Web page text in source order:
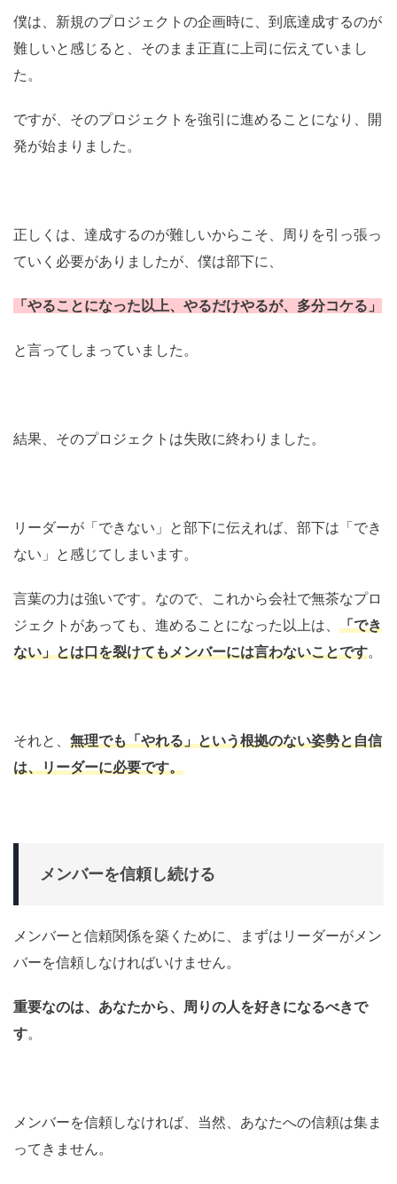
僕は、新規のプロジェクトの企画時に、到底達成するのが
難しいと感じると、そのまま正直に上司に伝えていまし
た。
ですが、そのプロジェクトを強引に進めることになり、開
発が始まりました。
正しくは、達成するのが難しいからこそ、周りを引っ張っ
ていく必要がありましたが、僕は部下に、
「やることになった以上、やるだけやるが、多分コケる」
と言ってしまっていました。
結果、そのプロジェクトは失敗に終わりました。
リーダーが「できない」と部下に伝えれば、部下は「でき
ない」と感じてしまいます。
言葉の力は強いです。なので、これから会社で無茶なプロ
ジェクトがあっても、進めることになった以上は、 「でき
ない」とは口を裂けてもメンバーには言わないことです。
それと、 無理でも「やれる」という根拠のない姿勢と自信
は、リーダーに必要です。
メンバーを信頼し続ける
メンバーと信頼関係を築くために、まずはリーダーがメン
バーを信頼しなければいけません。
重要なのは、あなたから、周りの人を好きになるべきで
す。
メンバーを信頼しなければ、当然、あなたへの信頼は集ま
ってきません。